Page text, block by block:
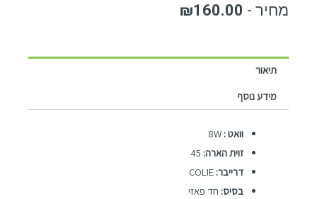
₪160.00
תיאור
מידע נוסף
וואט : 8W
זוית הארה: 45
דרייבר: COLIE
בסיס: חד פאזי